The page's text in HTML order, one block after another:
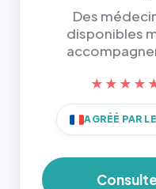
Des
disponibles
AGRÉÉ PAR